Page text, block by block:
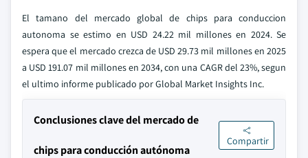
El tamano del mercado global de chips para conduccion
autonoma se estimo en USD 24.22 mil millones en 2024. Se
espera que el mercado crezca de USD 29.73 mil millones en 2025
a USD 191.07 mil millones en 2034, con una CAGR del 23%, segun
el ultimo informe publicado por Global Market Insights Inc.
Conclusiones clave del mercado de
chips para conducción autónoma
Compartir